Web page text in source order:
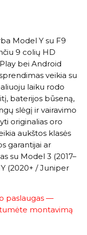
Model Y su F9
9 colių HD
bei Android
veikia su
laiku rodo
baterijos būseną,
slėgį ir vairavimo
originalias oro
aukštos klasės
garantijai ar
su Model 3 (2017–
(2020+ / Juniper
paslaugas —
montavimą